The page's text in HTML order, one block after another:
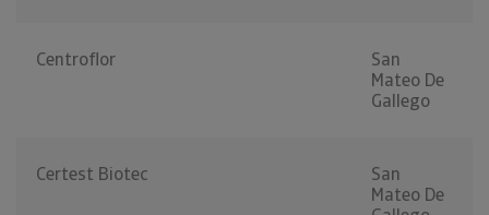
Centroflor
San
Mateo De
Gallego
Certest Biotec
San
Mateo De